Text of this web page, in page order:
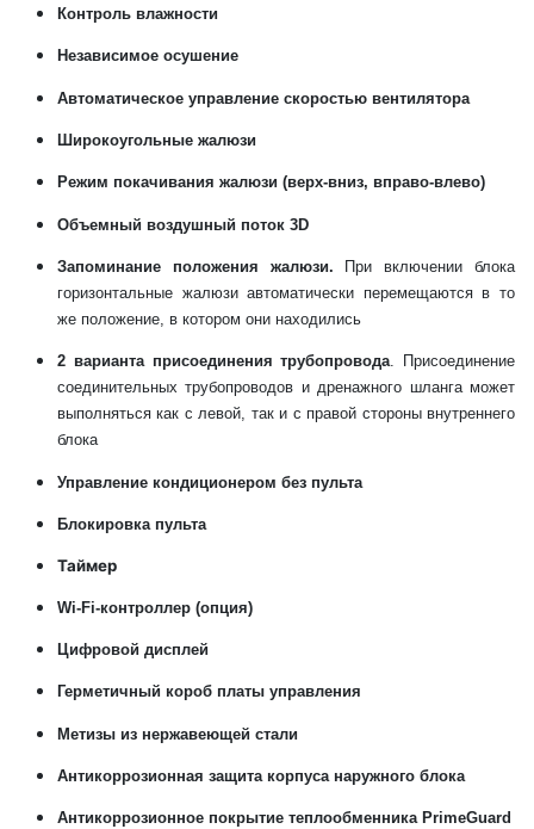
Контроль влажности
Независимое осушение
Автоматическое управление скоростью вентилятора
Широкоугольные жалюзи
Режим покачивания жалюзи (верх-вниз, вправо-влево)
Объемный воздушный поток 3D
Запоминание положения жалюзи. При включении блока
горизонтальные жалюзи автоматически перемещаются в то
же положение, в котором они находились
2 варианта присоединения трубопровода. Присоединение
соединительных трубопроводов и дренажного шланга может
выполняться как с левой, так и с правой стороны внутреннего
блока
Управление кондиционером без пульта
Блокировка пульта
Таймер
Wi-Fi-контроллер (опция)
Цифровой дисплей
Герметичный короб платы управления
Метизы из нержавеющей стали
Антикоррозионная защита корпуса наружного блока
Антикоррозионное покрытие теплообменника PrimeGuard